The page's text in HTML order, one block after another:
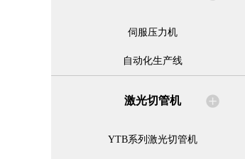
伺服压力机
自动化生产线
激光切管机
YTB系列激光切管机